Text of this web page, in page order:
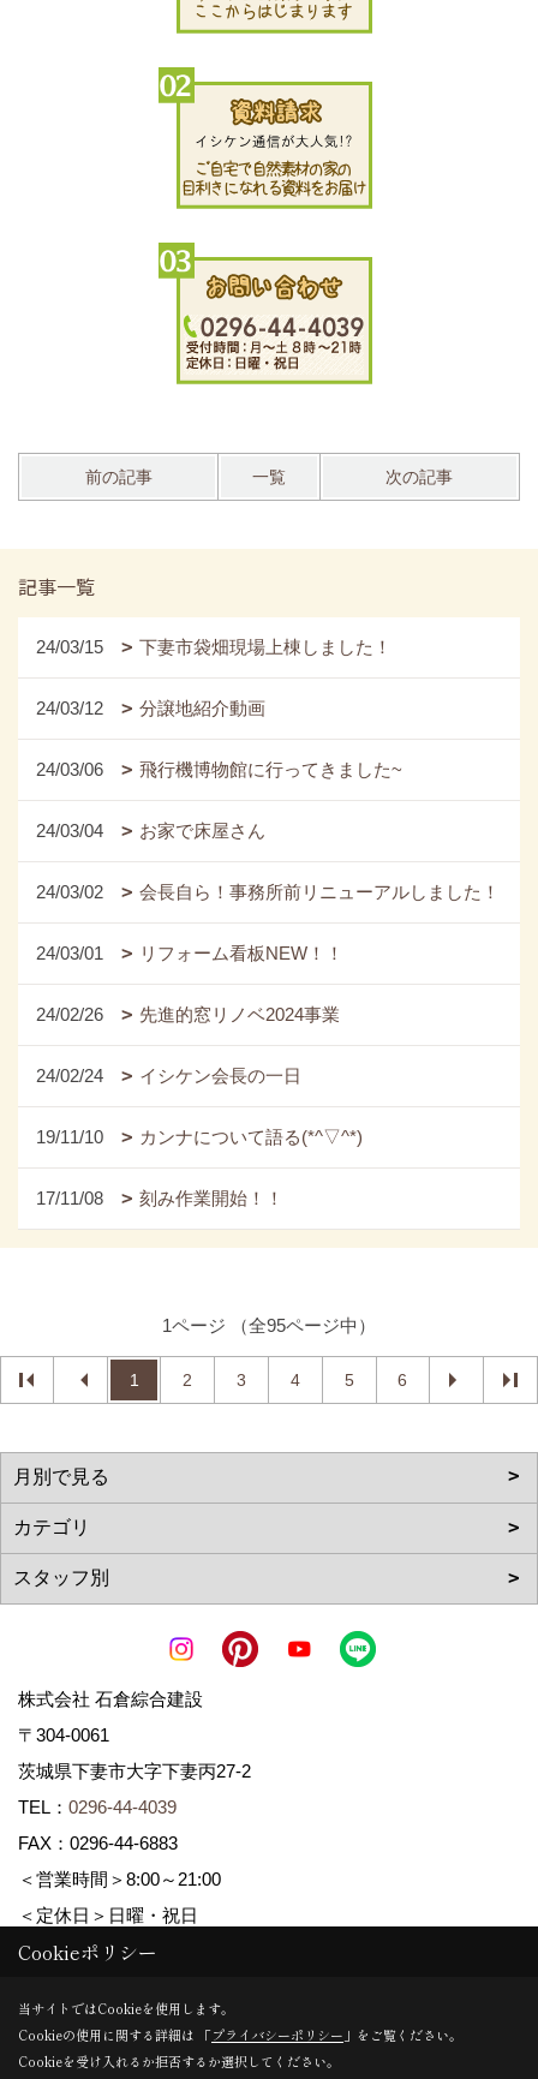
前の記事 一覧 次の記事
記事一覧
24/03/15 下妻市袋畑現場上棟しました！
24/03/12 分譲地紹介動画
24/03/06 飛行機博物館に行ってきました~
24/03/04 お家で床屋さん
24/03/02 会長自ら！事務所前リニューアルしました！
24/03/01 リフォーム看板NEW！！
24/02/26 先進的窓リノベ2024事業
24/02/24 イシケン会長の一日
19/11/10 カンナについて語る(*^▽^*)
17/11/08 刻み作業開始！！
1ページ （全95ページ中）
1 2 3 4 5 6
株式会社 石倉綜合建設
〒304-0061
茨城県下妻市大字下妻丙27-2
TEL： 0296-44-4039
FAX：0296-44-6883
＜営業時間＞8:00～21:00
＜定休日＞日曜・祝日
Copyright (c) ISIKURA-SOGOKENSETSU. All Rights Reserved.
Produced byゴデスクリエイト
Cookieポリシー
当サイトではCookieを使用します。
Cookieの使用に関する詳細は 「プライバシーポリシー 」をご覧ください。
Cookieを受け入れるか拒否するか選択してください。